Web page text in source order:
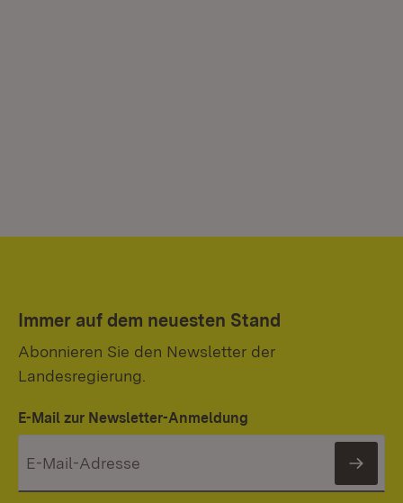
Immer auf dem neuesten Stand
Abonnieren Sie den Newsletter der
Landesregierung.
E-Mail zur Newsletter-Anmeldung